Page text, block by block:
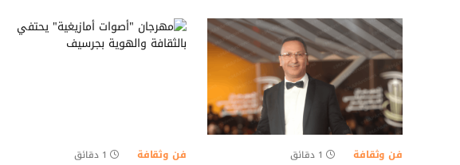
فن وثقافة 1 دقائق فن وثقافة 1 دقائق